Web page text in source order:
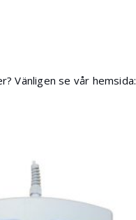
Vänligen se vår hemsida: